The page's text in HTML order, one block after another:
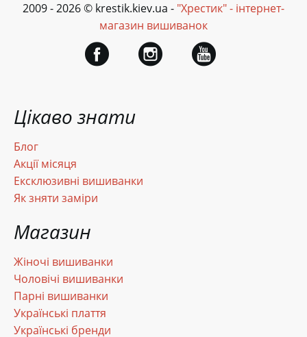
Цікаво знати
Блог
Акції місяця
Ексклюзивні вишиванки
Як зняти заміри
Магазин
Жіночі вишиванки
Чоловічі вишиванки
Парні вишиванки
Українські плаття
Українські бренди
2009 - 2026 © krestik.kiev.ua - "Хрестик" - інтернет-
магазин вишиванок